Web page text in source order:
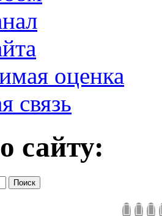
оценка
связь
сайту: